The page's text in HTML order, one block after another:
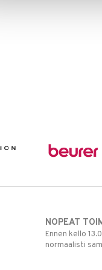
NOPEAT
Ennen kello
normaalisti